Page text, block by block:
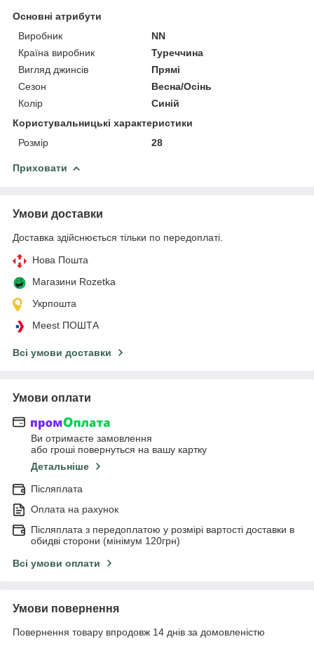
Основні атрибути
Виробник
NN
Країна виробник
Туреччина
Вигляд джинсів
Прямі
Сезон
Весна/Осінь
Колір
Синій
Користувальницькі характеристики
Розмір
28
Приховати
Умови доставки
Доставка здійснюється тільки по передоплаті.
Нова Пошта
Магазини Rozetka
Укрпошта
Meest ПОШТА
Всі умови доставки
Умови оплати
Ви отримаєте замовлення
або гроші повернуться на вашу картку
Детальніше
Післяплата
Оплата на рахунок
Післяплата з передоплатою у розмірі вартості доставки в
обидві сторони (мінімум 120грн)
Всі умови оплати
Умови повернення
Повернення товару впродовж 14 днів за домовленістю